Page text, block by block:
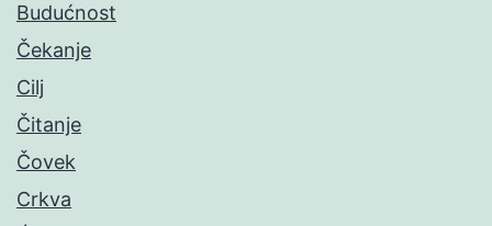
Budućnost
Čekanje
Cilj
Čitanje
Čovek
Crkva